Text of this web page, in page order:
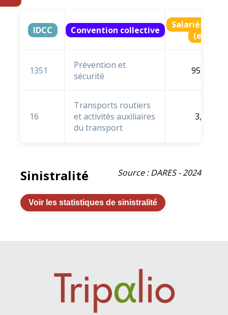
IDCC Convention collective
Salariés
(en %
1351
Prévention et
sécurité
95,7 %
16
Transports routiers
et activités auxiliaires
du transport
3,5 %
Source : DARES - 2024
Sinistralité
Voir les statistiques de sinistralité